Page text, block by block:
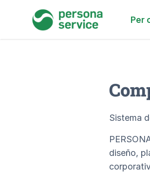
persona service
Per
Sistema
diseño,